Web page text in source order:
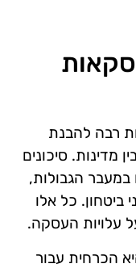
רבה להבנת
מדינות. סיכונים
במעבר הגבולות,
ביטחון. כל אלו
עלויות העסקה.
הכרחית עבור